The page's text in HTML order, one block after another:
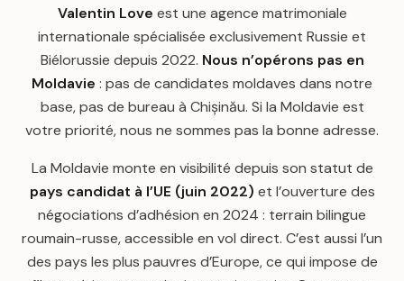
Valentin Love est une agence matrimoniale
internationale spécialisée exclusivement Russie et
Biélorussie depuis 2022. Nous n’opérons pas en
Moldavie : pas de candidates moldaves dans notre
base, pas de bureau à Chișinău. Si la Moldavie est
votre priorité, nous ne sommes pas la bonne adresse.
La Moldavie monte en visibilité depuis son statut de
pays candidat à l’UE (juin 2022) et l’ouverture des
négociations d’adhésion en 2024 : terrain bilingue
roumain-russe, accessible en vol direct. C’est aussi l’un
des pays les plus pauvres d’Europe, ce qui impose de